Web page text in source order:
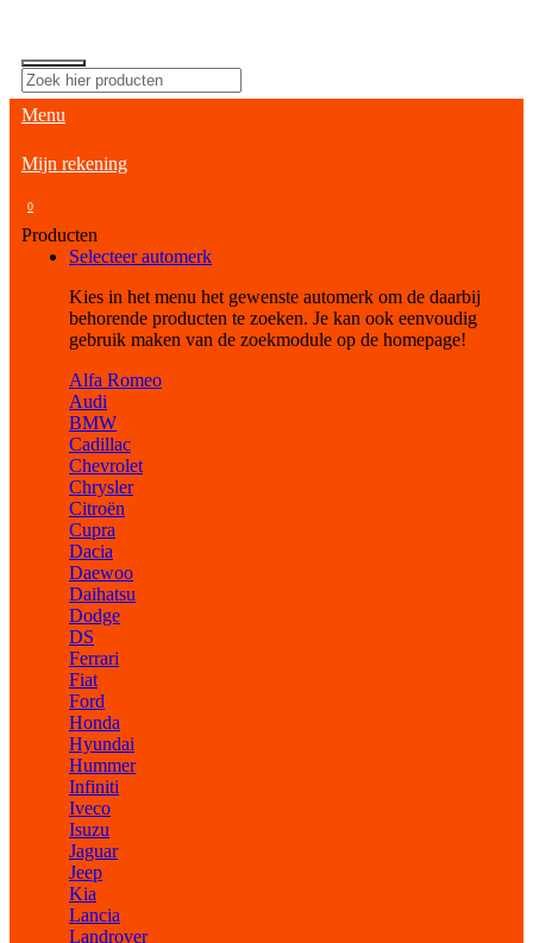
Menu
Mijn rekening
0
Producten
Selecteer automerk
Kies in het menu het gewenste automerk om de daarbij
behorende producten te zoeken. Je kan ook eenvoudig
gebruik maken van de zoekmodule op de homepage!
Alfa Romeo
Audi
BMW
Cadillac
Chevrolet
Chrysler
Citroën
Cupra
Dacia
Daewoo
Daihatsu
Dodge
DS
Ferrari
Fiat
Ford
Honda
Hyundai
Hummer
Infiniti
Iveco
Isuzu
Jaguar
Jeep
Kia
Lancia
Landrover